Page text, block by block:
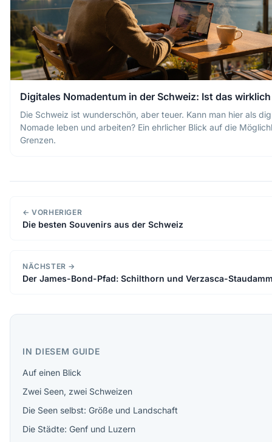
Digitales Nomadentum in der Schweiz: Ist das
Die Schweiz ist wunderschön, aber teuer. Kann man hier als
Nomade leben und arbeiten? Ein ehrlicher Blick auf die
Grenzen.
← VORHERIGER
Die besten Souvenirs aus der Schweiz
NÄCHSTER →
Der James-Bond-Pfad: Schilthorn und Verzasca-
IN DIESEM GUIDE
Auf einen Blick
Zwei Seen, zwei Schweizen
Die Seen selbst: Größe und Landschaft
Die Städte: Genf und Luzern